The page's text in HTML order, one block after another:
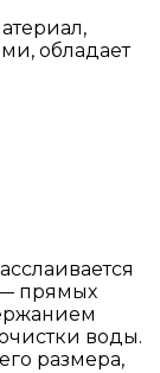
обладает
прямых
воды.
размера,